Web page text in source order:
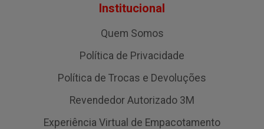
Institucional
Quem Somos
Política de Privacidade
Política de Trocas e Devoluções
Revendedor Autorizado 3M
Experiência Virtual de Empacotamento